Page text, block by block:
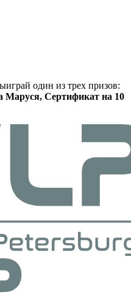
один из трех призов:
Маруся, Сертификат на 10